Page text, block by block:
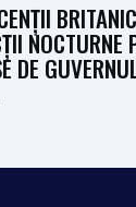
NOCTURNE
DE